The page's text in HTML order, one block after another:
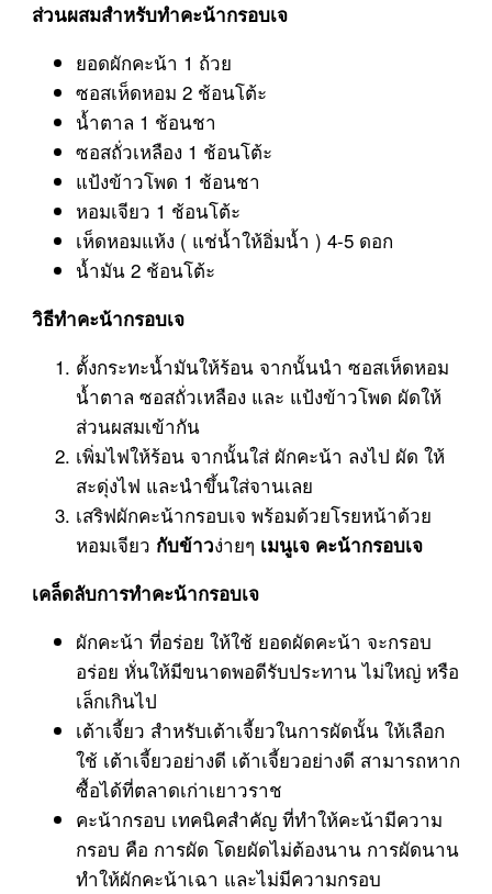
ส่วนผสมสำหรับทำคะน้ากรอบเจ
ยอดผักคะน้า 1 ถ้วย
ซอสเห็ดหอม 2 ช้อนโต้ะ
น้ำตาล 1 ช้อนชา
ซอสถั่วเหลือง 1 ช้อนโต้ะ
แป้งข้าวโพด 1 ช้อนชา
หอมเจียว 1 ช้อนโต้ะ
เห็ดหอมแห้ง ( แช่น้ำให้อิ่มน้ำ ) 4-5 ดอก
น้ำมัน 2 ช้อนโต้ะ
วิธีทำคะน้ากรอบเจ
ตั้งกระทะน้ำมันให้ร้อน จากนั้นนำ ซอสเห็ดหอม
น้ำตาล ซอสถั่วเหลือง และ แป้งข้าวโพด ผัดให้
ส่วนผสมเข้ากัน
เพิ่มไฟให้ร้อน จากนั้นใส่ ผักคะน้า ลงไป ผัด ให้
สะดุ่งไฟ และนำขึ้นใส่จานเลย
เสริฟผักคะน้ากรอบเจ พร้อมด้วยโรยหน้าด้วย
หอมเจียว กับข้าวง่ายๆ เมนูเจ คะน้ากรอบเจ
เคล็ดลับการทำคะน้ากรอบเจ
ผักคะน้า ที่อร่อย ให้ใช้ ยอดผัดคะน้า จะกรอบ
อร่อย หั่นให้มีขนาดพอดีรับประทาน ไม่ใหญ่ หรือ
เล็กเกินไป
เต้าเจี้ยว สำหรับเต้าเจี้ยวในการผัดนั้น ให้เลือก
ใช้ เต้าเจี้ยวอย่างดี เต้าเจี้ยวอย่างดี สามารถหาก
ซื้อได้ที่ตลาดเก่าเยาวราช
คะน้ากรอบ เทคนิคสำคัญ ที่ทำให้คะน้ามีความ
กรอบ คือ การผัด โดยผัดไม่ต้องนาน การผัดนาน
ทำให้ผักคะน้าเฉา และไม่มีความกรอบ